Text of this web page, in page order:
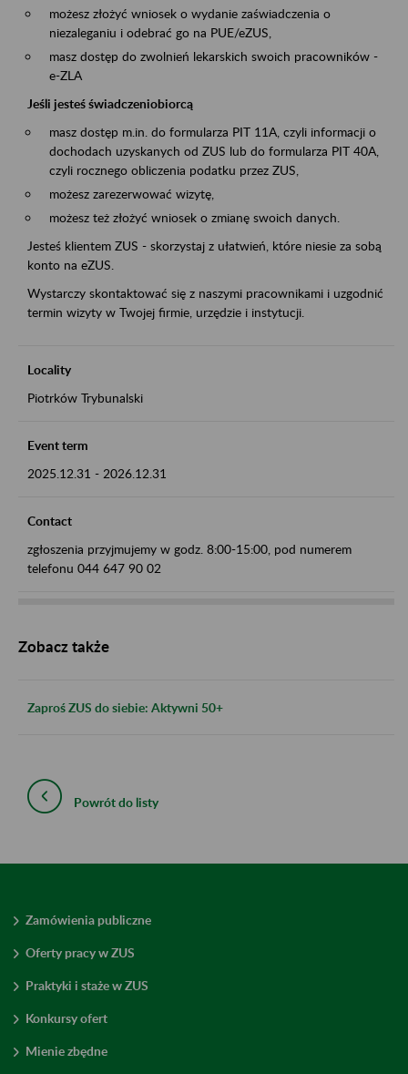
możesz złożyć wniosek o wydanie zaświadczenia o
niezaleganiu i odebrać go na PUE/eZUS,
masz dostęp do zwolnień lekarskich swoich pracowników -
e-ZLA
Jeśli jesteś świadczeniobiorcą
masz dostęp m.in. do formularza PIT 11A, czyli informacji o
dochodach uzyskanych od ZUS lub do formularza PIT 40A,
czyli rocznego obliczenia podatku przez ZUS,
możesz zarezerwować wizytę,
możesz też złożyć wniosek o zmianę swoich danych.
Jesteś klientem ZUS - skorzystaj z ułatwień, które niesie za sobą
konto na eZUS.
Wystarczy skontaktować się z naszymi pracownikami i uzgodnić
termin wizyty w Twojej firmie, urzędzie i instytucji.
Locality
Piotrków Trybunalski
Event term
2025.12.31 - 2026.12.31
Contact
zgłoszenia przyjmujemy w godz. 8:00-15:00, pod numerem
telefonu 044 647 90 02
Zobacz także
Zaproś ZUS do siebie: Aktywni 50+
Powrót do listy
Zamówienia publiczne
Oferty pracy w ZUS
Praktyki i staże w ZUS
Konkursy ofert
Mienie zbędne